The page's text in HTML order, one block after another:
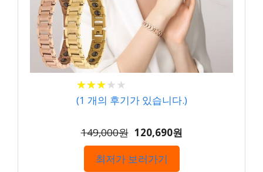
★★★★ ★
★★★★ ★
(1 개의 후기가 있습니다.)
149,000원 120,690원
최저가 보러가기